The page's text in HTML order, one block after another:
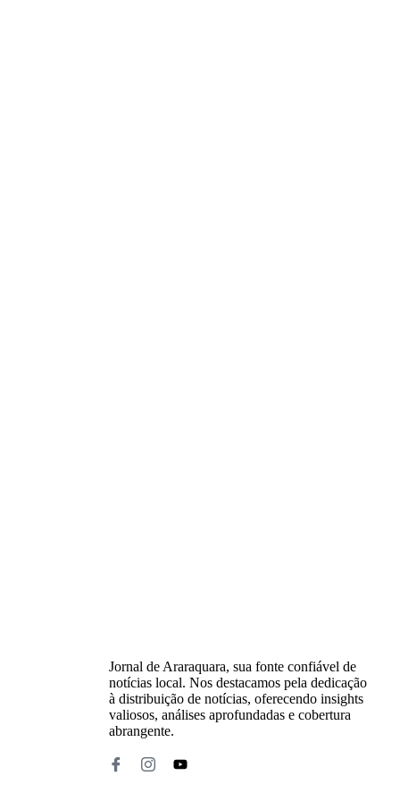
Jornal de Araraquara, sua fonte confiável de
notícias local. Nos destacamos pela dedicação
à distribuição de notícias, oferecendo insights
valiosos, análises aprofundadas e cobertura
abrangente.